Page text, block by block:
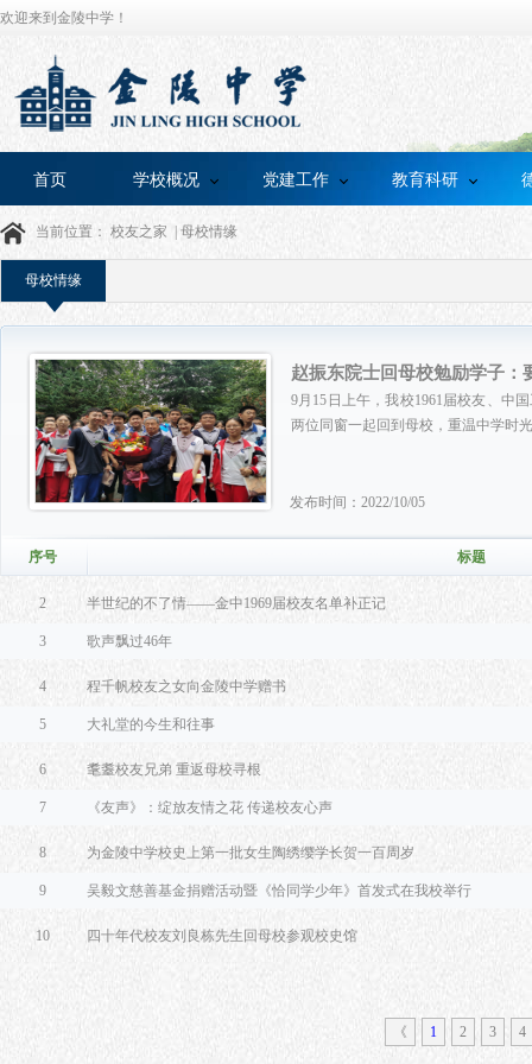
欢迎来到金陵中学！
首页 学校概况 党建工作 教育科研
当前位置： 校友之家 母校情缘
母校情缘
赵振东院士回母校勉励学子：
9月15日上午，我校1961届校友、中
两位同窗一起回到母校，重温中学时
发布时间：2022/10/05
序号 标题
2 半世纪的不了情——金中1969届校友名单补正记
3 歌声飘过46年
4 程千帆校友之女向金陵中学赠书
5 大礼堂的今生和往事
6 耄耋校友兄弟 重返母校寻根
7 《友声》：绽放友情之花 传递校友心声
8 为金陵中学校史上第一批女生陶绣缨学长贺一百周岁
9 吴毅文慈善基金捐赠活动暨《恰同学少年》首发式在我校举行
10 四十年代校友刘良栋先生回母校参观校史馆
《 1 2 3 4